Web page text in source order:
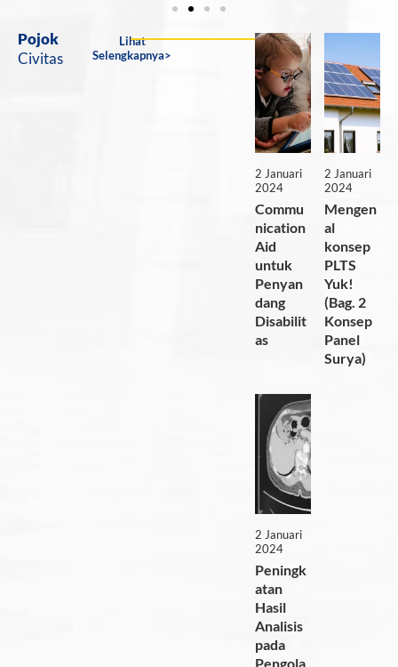
Pojok
Civitas
Lihat
Selengkapnya>
2 Januari
2024
Commu
nication
Aid
untuk
Penyan
dang
Disabilit
as
2 Januari
2024
Mengen
al
konsep
PLTS
Yuk!
(Bag. 2
Konsep
Panel
Surya)
2 Januari
2024
Peningk
atan
Hasil
Analisis
pada
Pengola